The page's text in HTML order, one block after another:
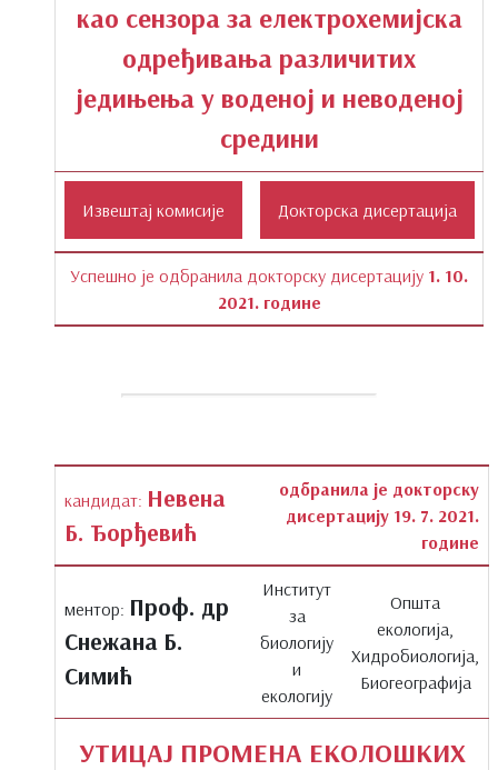
као сензора за електрохемијска
одређивања различитих
једињења у воденој и неводеној
средини
Успешно је одбранила докторску дисертацију 1. 10.
2021. године
кандидат: Невена
Б. Ђорђевић
одбранила је докторску
дисертацију 19. 7. 2021.
године
ментор: Проф. др
Снежана Б.
Симић
Институт
за
биологију
и
екологију
Општа
екологија,
Хидробиологија,
Биогеографија
УТИЦАЈ ПРОМЕНА ЕКОЛОШКИХ